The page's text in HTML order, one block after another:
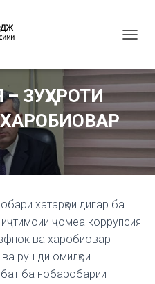
G
G
E
A
V
I
G
ЗУҲУРОТИ
хатарҳои дигар ба
ҷомеа коррупсия
ва харобиовар
рушди омилҳои
ба нобаробарии